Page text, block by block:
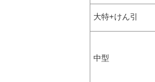
大特+けん引
中型